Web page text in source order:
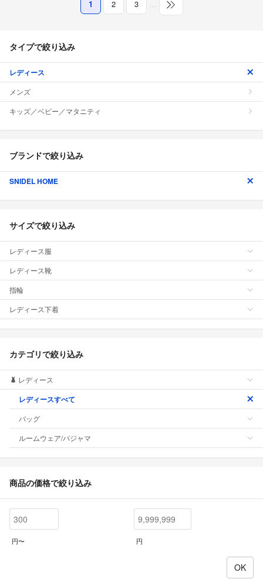
1 2 3 …
タイプで絞り込み
レディース
メンズ
キッズ／ベビー／マタニティ
ブランドで絞り込み
SNIDEL HOME
サイズで絞り込み
レディース服
レディース靴
指輪
レディース下着
カテゴリで絞り込み
レディース
レディースすべて
バッグ
ルームウェア/パジャマ
商品の価格で絞り込み
円〜 円